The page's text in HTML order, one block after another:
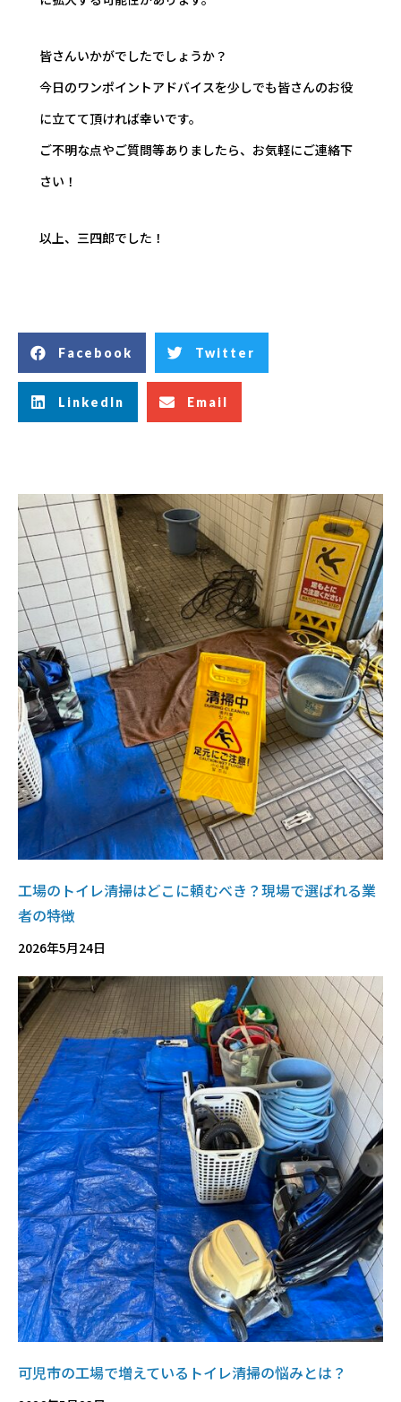
皆さんいかがでしたでしょうか？
今日のワンポイントアドバイスを少しでも皆さんのお役
に立てて頂ければ幸いです。
ご不明な点やご質問等ありましたら、お気軽にご連絡下
さい！
以上、三四郎でした！
Facebook Twitter
LinkedIn Email
工場のトイレ清掃はどこに頼むべき？現場で選ばれる業
者の特徴
2026年5月24日
可児市の工場で増えているトイレ清掃の悩みとは？